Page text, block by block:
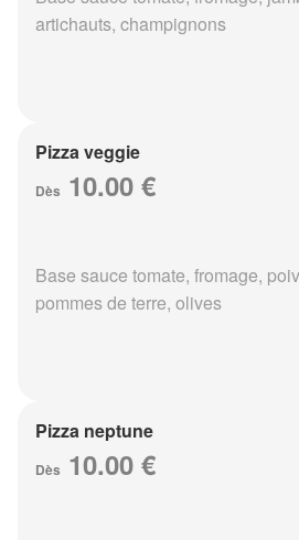
artichauts, champignons
Pizza veggie
Dès 10.00 €
Base sauce tomate, fromage,
pommes de terre, olives
Pizza neptune
Dès 10.00 €